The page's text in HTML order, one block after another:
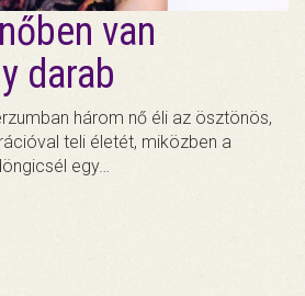
van
darab
három nő éli az ösztönös,
teli életét, miközben a
egy…